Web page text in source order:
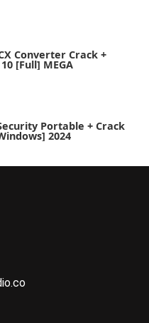
Converter Crack +
[Full] MEGA
Portable + Crack
2024